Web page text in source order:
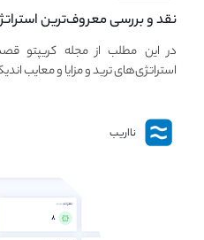
نقد و بررسی معروف‌ترین
استراتژی های مهم ترید در بازار
در این مطلب از مجله کریپتو
استراتژی‌های ترید و مزایا و معایب
نااریب